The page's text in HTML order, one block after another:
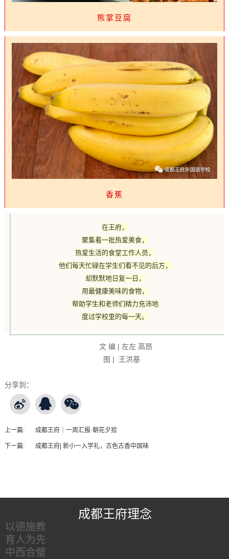
熊掌豆腐
香蕉
在王府，
聚集着一批热爱美食，
热爱生活的食堂工作人员，
他们每天忙碌在学生们看不见的后方，
却默默地日复一日，
用最健康美味的食物，
帮助学生和老师们精力充沛地
度过学校里的每一天。
文 编 | 左左 高昂
图 | 王洪基
分享到：
上一篇: 成都王府｜一周汇报·朝花夕拾
下一篇: 成都王府| 新小一入学礼，古色古香中国味
成都王府理念
以德施教
育人为先
中西合璧